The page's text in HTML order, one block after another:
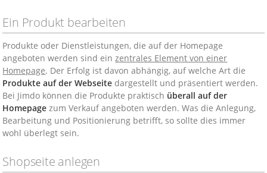
Ein Produkt bearbeiten
Produkte oder Dienstleistungen, die auf der Homepage
angeboten werden sind einzentrales Element von einer
Homepage. Der Erfolg ist davon abhängig, auf welche Art die
Produkte auf der Webseite dargestellt und präsentiert werden.
Bei Jimdo können die Produkte praktisch überall auf der
Homepage zum Verkauf angeboten werden. Was die Anlegung,
Bearbeitung und Positionierung betrifft, so sollte dies immer
wohl überlegt sein.
Shopseite anlegen